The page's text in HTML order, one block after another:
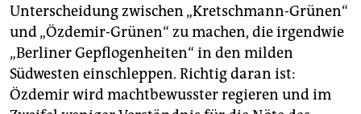
Unterscheidung zwischen „Kretschmann-Grünen“
und „Özdemir-Grünen“ zu machen, die irgendwie
„Berliner Gepflogenheiten“ in den milden
Südwesten einschleppen. Richtig daran ist:
Özdemir wird machtbewusster regieren und im